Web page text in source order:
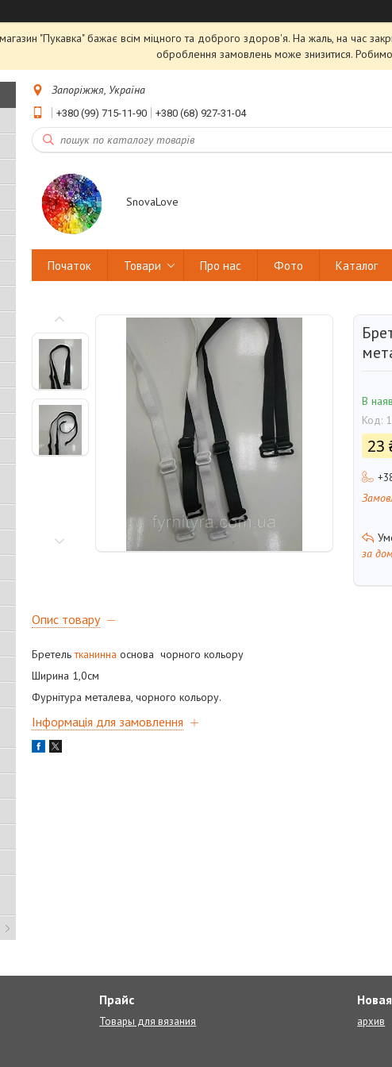
магазин "Пукавка" бажає всім міцного та доброго здоров'я. На жаль, на час
оброблення замовлень може знизитися.
Запоріжжя, Україна
+380 (99) 715-11-90 +380 (68) 927-31-04
SnovaLove
Початок Товари Про нас Фото Каталог
В
Код:
23
за
Опис товару
Бретельтканинна основа чорного кольору
Ширина 1,0см
Фурнітура металева, чорного кольору.
Інформація для замовлення
Прайс
Товары для вязания архив